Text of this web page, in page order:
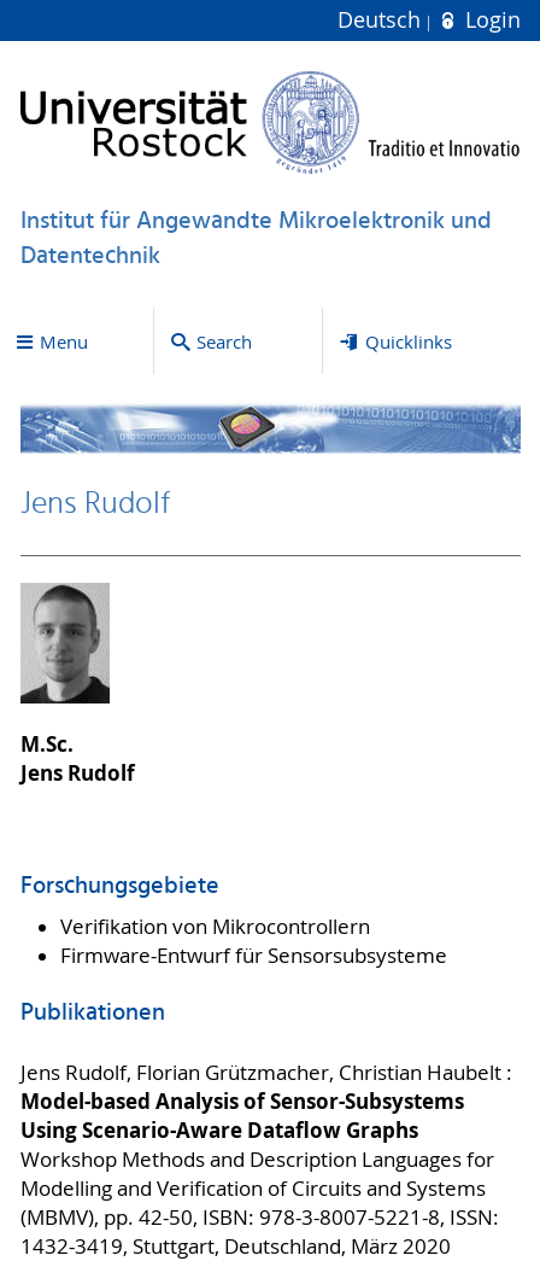
Deutsch Login
Institut für Angewandte Mikroelektronik und
Datentechnik
Menu Search Quicklinks
Jens Rudolf
M.Sc.
Jens Rudolf
Forschungsgebiete
Verifikation von Mikrocontrollern
Firmware-Entwurf für Sensorsubsysteme
Publikationen
Jens Rudolf, Florian Grützmacher, Christian Haubelt :
Model-based Analysis of Sensor-Subsystems
Using Scenario-Aware Dataflow Graphs
Workshop Methods and Description Languages for
Modelling and Verification of Circuits and Systems
(MBMV), pp. 42-50, ISBN: 978-3-8007-5221-8, ISSN:
1432-3419, Stuttgart, Deutschland, März 2020